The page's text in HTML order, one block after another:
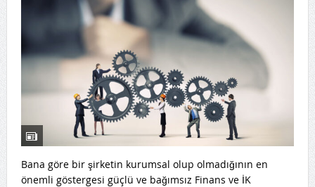
Bana göre bir şirketin kurumsal olup olmadığının en
önemli göstergesi güçlü ve bağımsız Finans ve İK